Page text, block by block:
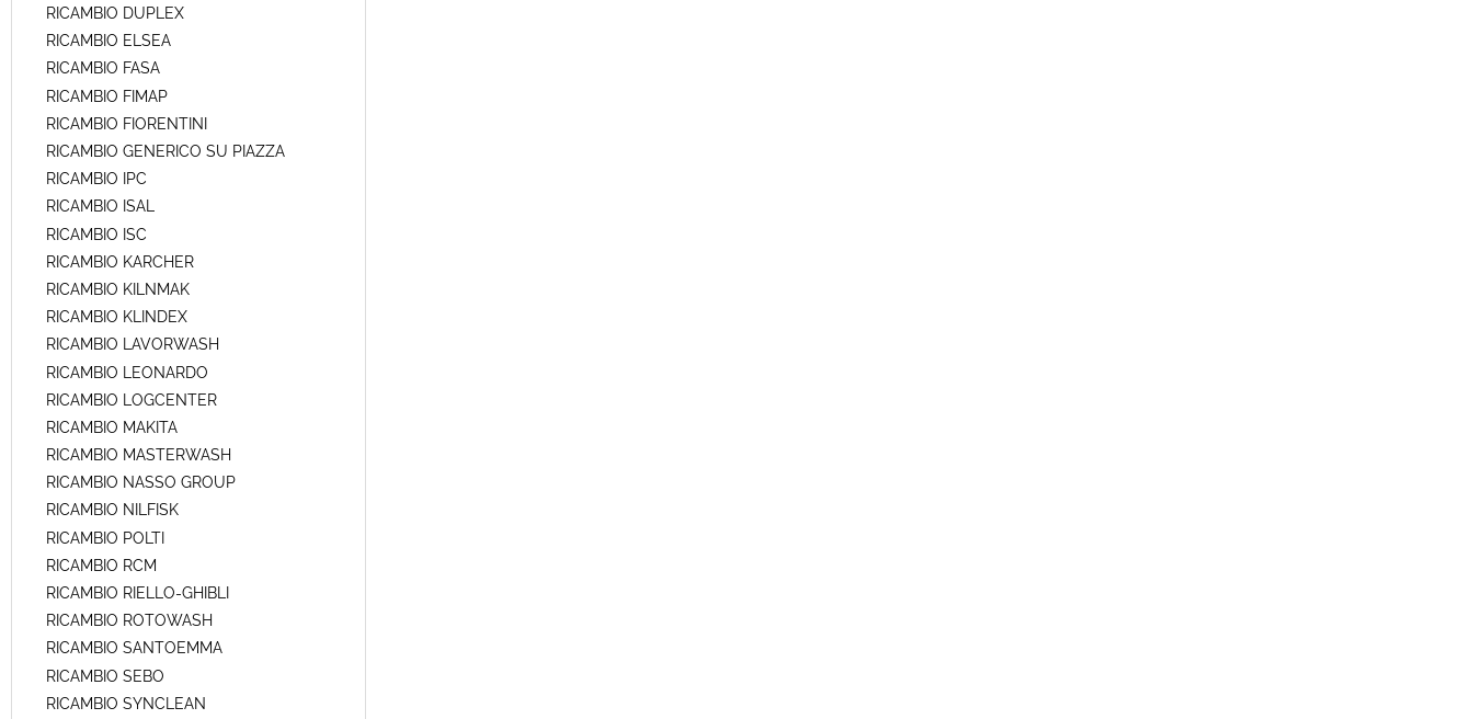
RICAMBIO DUPLEX
RICAMBIO ELSEA
RICAMBIO FASA
RICAMBIO FIMAP
RICAMBIO FIORENTINI
RICAMBIO GENERICO SU PIAZZA
RICAMBIO IPC
RICAMBIO ISAL
RICAMBIO ISC
RICAMBIO KARCHER
RICAMBIO KILNMAK
RICAMBIO KLINDEX
RICAMBIO LAVORWASH
RICAMBIO LEONARDO
RICAMBIO LOGCENTER
RICAMBIO MAKITA
RICAMBIO MASTERWASH
RICAMBIO NASSO GROUP
RICAMBIO NILFISK
RICAMBIO POLTI
RICAMBIO RCM
RICAMBIO RIELLO-GHIBLI
RICAMBIO ROTOWASH
RICAMBIO SANTOEMMA
RICAMBIO SEBO
RICAMBIO SYNCLEAN